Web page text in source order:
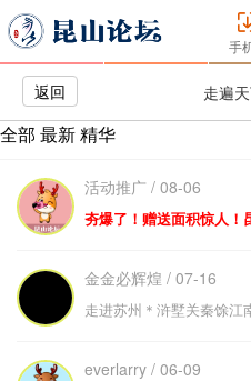
手
返回 走遍
全部 最新精华
活动推广 / 08-06
夯爆了！赠送面积惊人！
金金必辉煌 / 07-16
走进苏州＊浒墅关秦馀江
everlarry / 06-09